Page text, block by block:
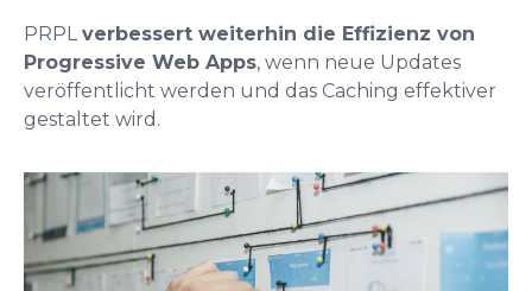
PRPL verbessert weiterhin die Effizienz von
Progressive Web Apps, wenn neue Updates
veröffentlicht werden und das Caching effektiver
gestaltet wird.